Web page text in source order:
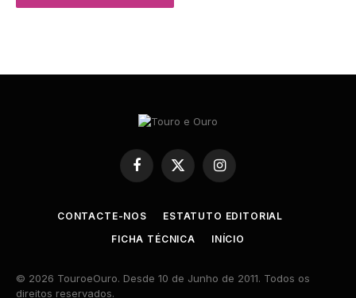
Facebook
X
Instagram
CONTACTE-NOS
ESTATUTO EDITORIAL
FICHA TÉCNICA
INÍCIO
© 2026 TouroeOuro. Desde 10 de Junho de 2011. Todos os
direitos reservados.